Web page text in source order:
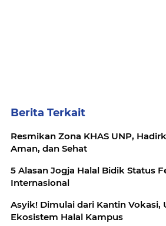
Berita Terkait
Resmikan Zona KHAS UNP,
Aman, dan Sehat
5 Alasan Jogja Halal Bidik Status
Internasional
Asyik! Dimulai dari Kantin Vokasi,
Ekosistem Halal Kampus